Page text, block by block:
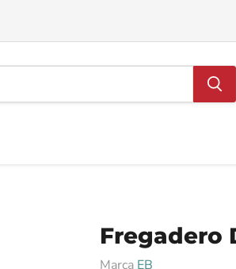
Fregadero
Marca EB